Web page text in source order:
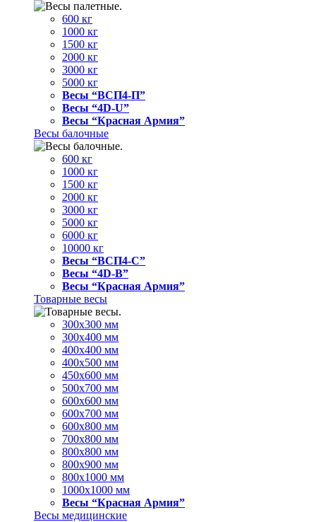
600 кг
1000 кг
1500 кг
2000 кг
3000 кг
5000 кг
Весы “ВСП4-П”
Весы “4D-U”
Весы “Красная Армия”
Весы балочные
600 кг
1000 кг
1500 кг
2000 кг
3000 кг
5000 кг
6000 кг
10000 кг
Весы “ВСП4-С”
Весы “4D-В”
Весы “Красная Армия”
Товарные весы
300х300 мм
300х400 мм
400х400 мм
400х500 мм
450х600 мм
500х700 мм
600х600 мм
600х700 мм
600х800 мм
700х800 мм
800х800 мм
800х900 мм
800х1000 мм
1000х1000 мм
Весы “Красная Армия”
Весы медицинские